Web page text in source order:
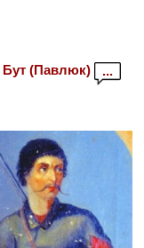
Бут (Павлюк) ...